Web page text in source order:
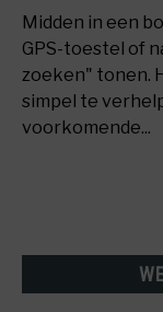
(GPS)
vindt
geen
signaal
Midden in een
GPS-toestel of
zoeken" tonen.
simpel te
voorkomende...